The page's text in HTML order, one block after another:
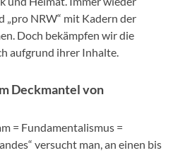
„pro NRW“ mit Kadern der
Doch bekämpfen wir die
aufgrund ihrer Inhalte.
Deckmantel von
= Fundamentalismus =
versucht man, an einen bis